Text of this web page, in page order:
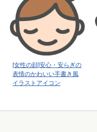
[女性の顔]安心・安らぎの
表情のかわいい手書き風
イラストアイコン